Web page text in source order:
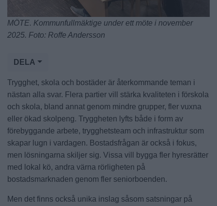
MÖTE. Kommunfullmäktige under ett möte i november
2025. Foto: Roffe Andersson
DELA
Trygghet, skola och bostäder är återkommande teman i
nästan alla svar. Flera partier vill stärka kvaliteten i förskola
och skola, bland annat genom mindre grupper, fler vuxna
eller ökad skolpeng. Tryggheten lyfts både i form av
förebyggande arbete, trygghetsteam och infrastruktur som
skapar lugn i vardagen. Bostadsfrågan är också i fokus,
men lösningarna skiljer sig. Vissa vill bygga fler hyresrätter
med lokal kö, andra värna rörligheten på
bostadsmarknaden genom fler seniorboenden.
Men det finns också unika inslag såsom satsningar på